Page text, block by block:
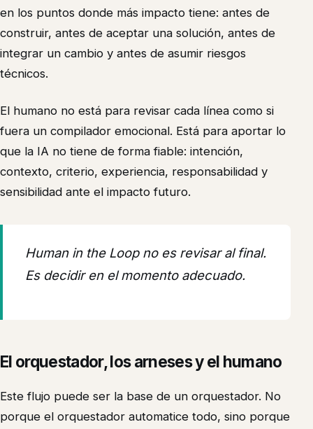
en los puntos donde más impacto tiene: antes de
construir, antes de aceptar una solución, antes de
integrar un cambio y antes de asumir riesgos
técnicos.
El humano no está para revisar cada línea como si
fuera un compilador emocional. Está para aportar lo
que la IA no tiene de forma fiable: intención,
contexto, criterio, experiencia, responsabilidad y
sensibilidad ante el impacto futuro.
Human in the Loop no es revisar al final.
Es decidir en el momento adecuado.
El orquestador, los arneses y el humano
Este flujo puede ser la base de un orquestador. No
porque el orquestador automatice todo, sino porque